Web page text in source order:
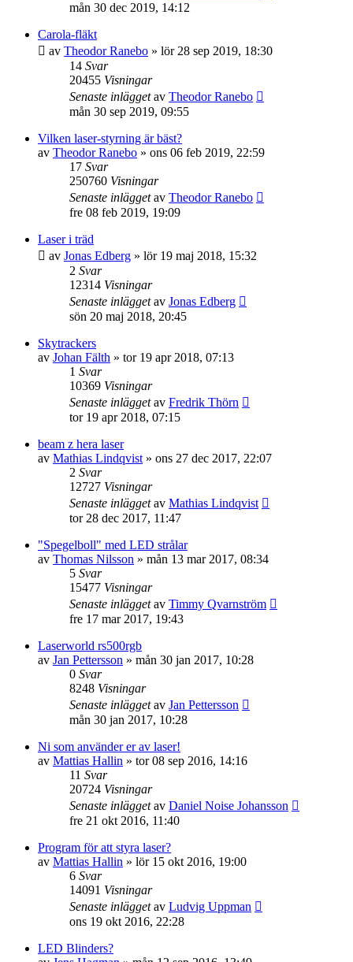
mån 30 dec 2019, 14:12
Carola-fläkt
av Theodor Ranebo » lör 28 sep 2019, 18:30
14 Svar
20455 Visningar
Senaste inläggetav Theodor Ranebo
mån 30 sep 2019, 09:55
Vilken laser-styrning är bäst?
av Theodor Ranebo » ons 06 feb 2019, 22:59
17 Svar
250760 Visningar
Senaste inläggetav Theodor Ranebo
fre 08 feb 2019, 19:09
Laser i träd
av Jonas Edberg » lör 19 maj 2018, 15:32
2 Svar
12314 Visningar
Senaste inläggetav Jonas Edberg
sön 20 maj 2018, 20:45
Skytrackers
av Johan Fälth » tor 19 apr 2018, 07:13
1 Svar
10369 Visningar
Senaste inläggetav Fredrik Thörn
tor 19 apr 2018, 07:15
beam z hera laser
av Mathias Lindqvist » ons 27 dec 2017, 22:07
2 Svar
12727 Visningar
Senaste inläggetav Mathias Lindqvist
tor 28 dec 2017, 11:47
"Spegelboll" med LED strålar
av Thomas Nilsson » mån 13 mar 2017, 08:34
5 Svar
15477 Visningar
Senaste inläggetav Timmy Qvarnström
fre 17 mar 2017, 19:43
Laserworld rs500rgb
av Jan Pettersson » mån 30 jan 2017, 10:28
0 Svar
8248 Visningar
Senaste inläggetav Jan Pettersson
mån 30 jan 2017, 10:28
Ni som använder er av laser!
av Mattias Hallin » tor 08 sep 2016, 14:16
11 Svar
20724 Visningar
Senaste inläggetav Daniel Noise Johansson
fre 21 okt 2016, 11:40
Program för att styra laser?
av Mattias Hallin » lör 15 okt 2016, 19:00
6 Svar
14091 Visningar
Senaste inläggetav Ludvig Uppman
ons 19 okt 2016, 22:28
LED Blinders?